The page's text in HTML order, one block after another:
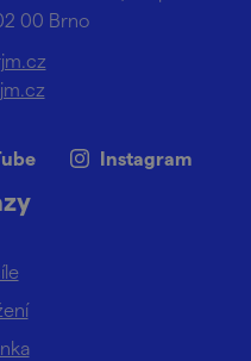
00 Brno
Instagram